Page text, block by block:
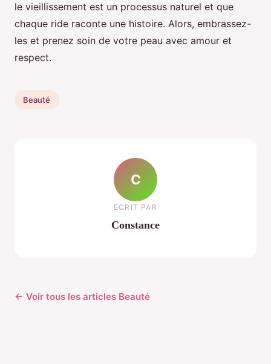
le vieillissement est un processus naturel et que
chaque ride raconte une histoire. Alors, embrassez-
les et prenez soin de votre peau avec amour et
respect.
Beauté
C
ECRIT PAR
Constance
← Voir tous les articles Beauté